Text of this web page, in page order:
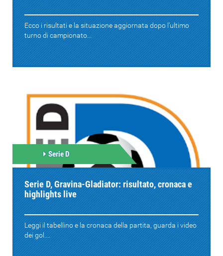
Ecco i risultati e la situazione aggiornata dopo l'ultimo
turno di campionato...
Serie D
Serie D, Gravina-Gladiator: risultato, cronaca e
highlights live
Leggi il tabellino e la cronaca della partita, guarda i video
dei gol....